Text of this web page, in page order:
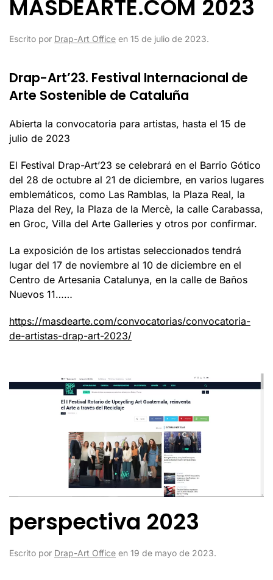
MASDEARTE.COM 2023
Escrito por Drap-Art Office en 15 de julio de 2023.
Drap-Art’23. Festival Internacional de
Arte Sostenible de Cataluña
Abierta la convocatoria para artistas, hasta el 15 de
julio de 2023
El Festival Drap-Art’23 se celebrará en el Barrio Gótico
del 28 de octubre al 21 de diciembre, en varios lugares
emblemáticos, como Las Ramblas, la Plaza Real, la
Plaza del Rey, la Plaza de la Mercè, la calle Carabassa,
en Groc, Villa del Arte Galleries y otros por confirmar.
La exposición de los artistas seleccionados tendrá
lugar del 17 de noviembre al 10 de diciembre en el
Centro de Artesania Catalunya, en la calle de Baños
Nuevos 11……
https://masdearte.com/convocatorias/convocatoria-
de-artistas-drap-art-2023/
perspectiva 2023
Escrito por Drap-Art Office en 19 de mayo de 2023.